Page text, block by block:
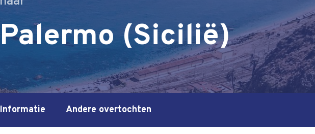
Palermo (Sicilië)
Informatie Andere overtochten